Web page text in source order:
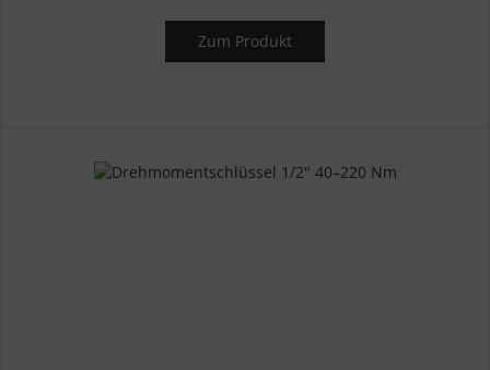
Zum Produkt